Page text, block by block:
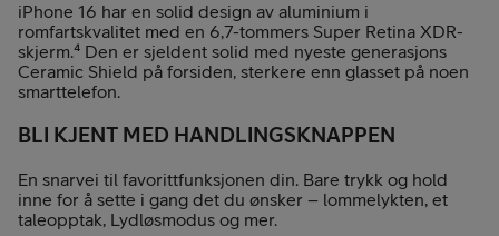
iPhone 16 har en solid design av aluminium i
romfartskvalitet med en 6,7-tommers Super Retina XDR-
skjerm.⁴ Den er sjeldent solid med nyeste generasjons
Ceramic Shield på forsiden, sterkere enn glasset på noen
smarttelefon.
BLI KJENT MED HANDLINGSKNAPPEN
En snarvei til favorittfunksjonen din. Bare trykk og hold
inne for å sette i gang det du ønsker – lommelykten, et
taleopptak, Lydløsmodus og mer.